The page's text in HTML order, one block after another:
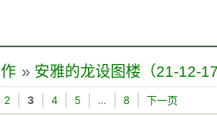
» 安雅的龙设图楼（21-12-
2 3 4 5 … 8 下一页